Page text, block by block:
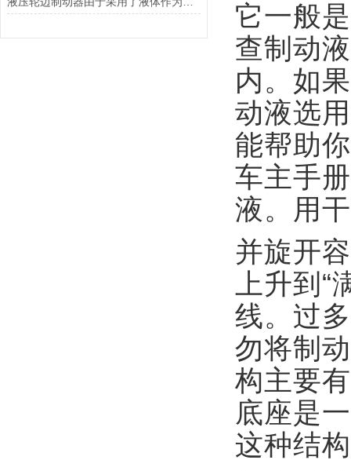
它一般
查制动
内。如
动液选
能帮助
车主手
液。用
并旋开
上升到“
线。过
勿将制
构主要
底座是
这种结